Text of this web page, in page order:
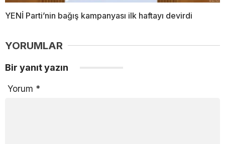
YENİ Parti’nin bağış kampanyası ilk haftayı devirdi
YORUMLAR
Bir yanıt yazın
Yorum *